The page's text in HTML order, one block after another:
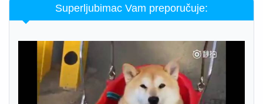
Superljubimac Vam preporučuje: